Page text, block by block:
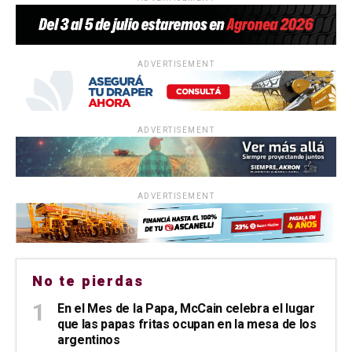
ADVERTISEMENT
ADVERTISEMENT
ADVERTISEMENT
No te pierdas
En el Mes de la Papa, McCain celebra el lugar
que las papas fritas ocupan en la mesa de los
argentinos